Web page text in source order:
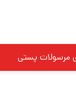
مرسولات پستی